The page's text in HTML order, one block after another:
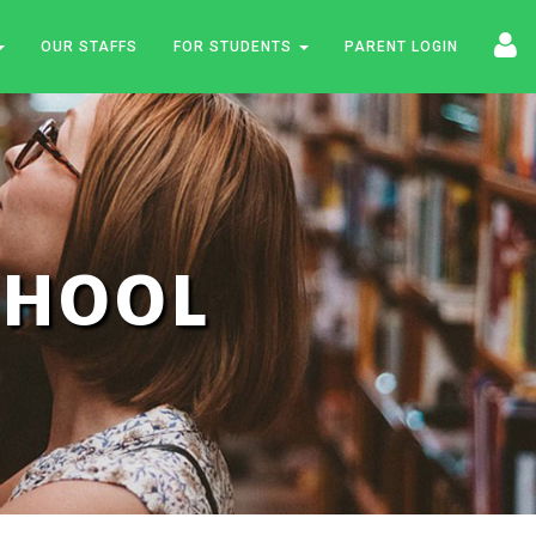
OUR STAFFS FOR STUDENTS PARENT LOGIN